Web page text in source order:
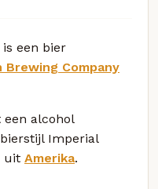
is een bier
Brewing Company
een alcohol
bierstijl Imperial
uit Amerika.